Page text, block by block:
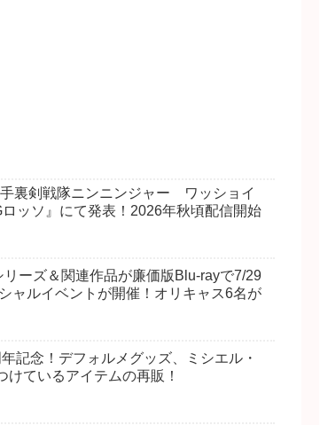
裏剣戦隊ニンニンジャー ワッショイ
ッソ』にて発表！2026年秋頃配信開始
ーズ＆関連作品が廉価版Blu-rayで7/29
ャルイベントが開催！オリキャス6名が
記念！デフォルメグッズ、ミシエル・
ているアイテムの再販！